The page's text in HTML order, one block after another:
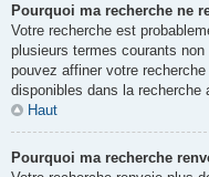
Pourquoi ma recherche ne
Votre recherche est
plusieurs termes courants
pouvez affiner votre
disponibles dans la recherche
Haut
Pourquoi ma recherche